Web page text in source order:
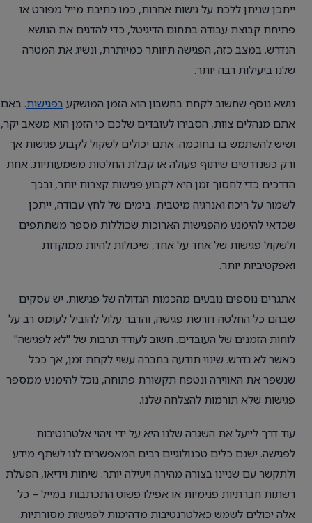
ייתכן שניתן ללכת על גישות אחרות, כמו כתיבת מייל מפורט או
פתיחת קבוצת עבודה בתחום הדיגיטל, כדי להדגים את הנושא
הנדרש. במצב כזה, הפגישה תיוותר כמיותרת, ונשיג את המטרה
שלנו ביעילות רבה יותר.
נושא נוסף שחשוב לקחת בחשבון הוא הזמן המושקעבפגישות. באם
אתם מנהלים צוות, הסבירו לעובדים שלכם כי הזמן הוא משאב יקר,
ושיש להשתמש בו בחוכמה. אתם יכולים לשקול לקבוע פגישות אך
ורק כשנדרשים שיתוף פעולה או קבלת החלטות משמעותיות. אחת
הדרכים כדי לחסוך זמן היא לקבוע פגישות קצרות יותר, ובכך
לשמור על ריכוז ואנרגיה מיטבית. בימים של לחץ עבודה, ייתכן
שכדאי להימנע מהפגישות הארוכות שכוללות מספר משתתפים
ולשקול פגישות של אחד על אחד, שיכולות להיות ממוקדות
ואפקטיביות יותר.
אתגרים נוספים נובעים מהכמות הגדולה של פגישות. יש עסקים
שבהם כל החלטה דורשת פגישה, והדבר עלול להוביל לעומס רב על
לוחות הזמנים של העובדים. חשוב לעודד תרבות של "לא לפגישה"
כאשר לא נדרש. שינוי תודעה בחברה עשוי לקחת זמן, אך ככל
שנשפר את האווירה ונטפח תקשורת פתוחה, נוכל להימנע ממספר
פגישות שלא תורמות להצלחה שלנו.
עוד דרך לייעל את השגרה שלנו היא על ידי זיהוי אלטרנטיבות
לפגישה. ישנם כלים טכנולוגיים רבים המאפשרים לנו לשתף מידע
ולתקשר עם שניינו בצורה מהירה ויעילה יותר. שיחות וידיאו, הפעלת
רשתות חברתיות פנימיות או אפילו פשוט התכתבות במייל – כל
אלה יכולים לשמש כאלטרנטיבות מדהימות לפגישות מסורתיות.